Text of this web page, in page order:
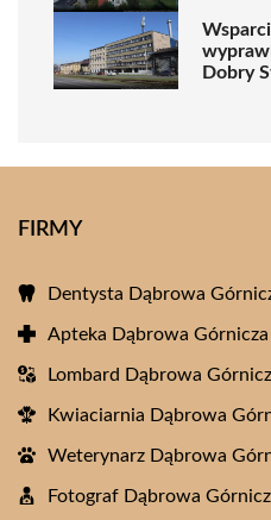
Dobry
FIRMY
Dentysta Dąbrowa
Apteka Dąbrowa Górnicza
Lombard Dąbrowa
Kwiaciarnia Dąbrowa
Weterynarz Dąbrowa
Fotograf Dąbrowa